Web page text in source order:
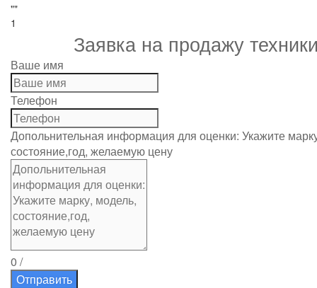
""
1
Заявка на продажу
Ваше имя
Телефон
Допольнительная информация для оценки: Укажите
состояние,год, желаемую цену
0 /
Отправить